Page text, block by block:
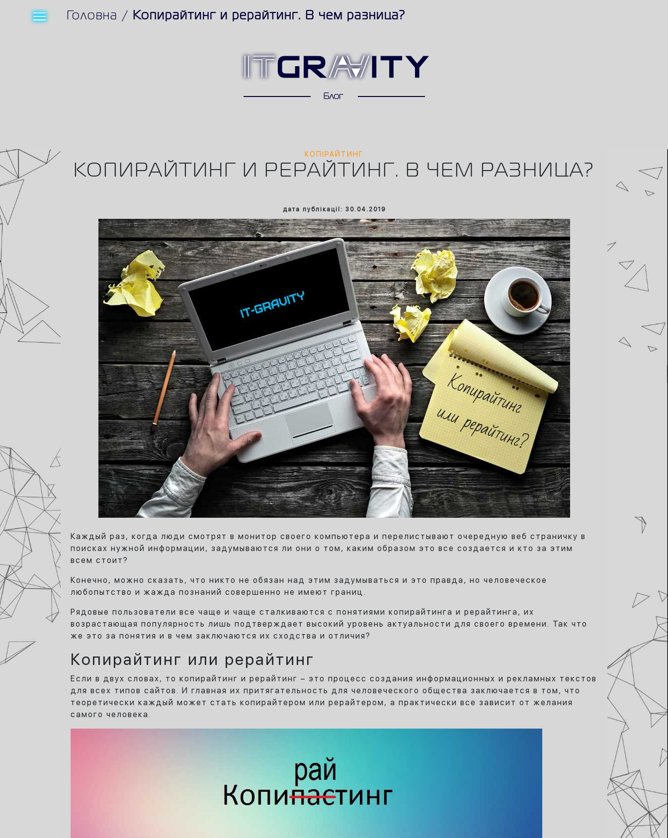
Головна / Копирайтинг и рерайтинг. В чем разница?
КОПІРАЙТИНГ
КОПИРАЙТИНГ И РЕРАЙТИНГ. В ЧЕМ РАЗНИЦА?
дата публікації: 30.04.2019
Каждый раз, когда люди смотрят в монитор своего компьютера и перелистывают очередную веб страничку в
поисках нужной информации, задумываются ли они о том, каким образом это все создается и кто за этим
всем стоит?
Конечно, можно сказать, что никто не обязан над этим задумываться и это правда, но человеческое
любопытство и жажда познаний совершенно не имеют границ.
Рядовые пользователи все чаще и чаще сталкиваются с понятиями копирайтинга и рерайтинга, их
возрастающая популярность лишь подтверждает высокий уровень актуальности для своего времени. Так что
же это за понятия и в чем заключаются их сходства и отличия?
Копирайтинг или рерайтинг
Если в двух словах, то копирайтинг и рерайтинг – это процесс создания информационных и рекламных текстов
для всех типов сайтов. И главная их притягательность для человеческого общества заключается в том, что
теоретически каждый может стать копирайтером или рерайтером, а практически все зависит от желания
самого человека.